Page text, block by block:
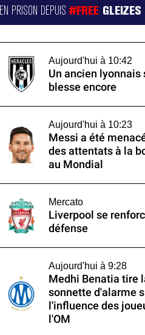
EN PRISON DEPUIS#FREE GLEIZES
Aujourd'hui à 10:42
Un ancien lyonnais
blesse encore
Aujourd'hui à 10:23
Messi a été
des attentats à la
au Mondial
Mercato
Liverpool se
défense
Aujourd'hui à 9:28
Medhi Benatia tire
sonnette d'alarme
l'influence des
l'OM